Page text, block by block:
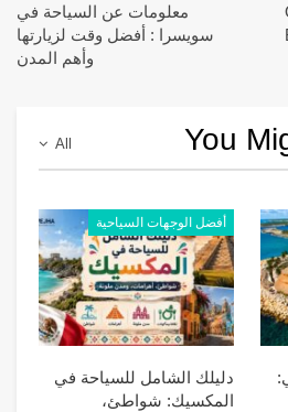
معلومات عن السياحة في
سويسرا : أفضل وقت لزيارتها
وأهم المدن
All You
أفضل الوجهات السياحية
دليلك الشامل للسياحة في
المكسيك: شواطئ،